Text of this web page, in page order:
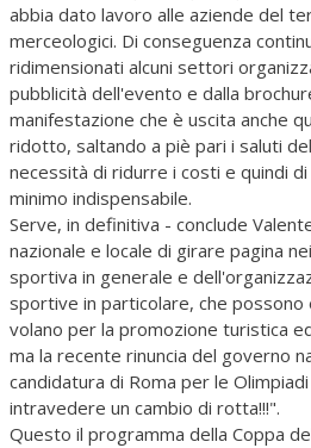
abbia dato lavoro alle aziende del
merceologici. Di conseguenza
ridimensionati alcuni settori
pubblicità dell'evento e dalla
manifestazione che è uscita anche
ridotto, saltando a piè pari i saluti
necessità di ridurre i costi e quindi
minimo indispensabile.
Serve, in definitiva - conclude
nazionale e locale di girare pagina
sportiva in generale e
sportive in particolare, che possono
volano per la promozione turistica
ma la recente rinuncia del governo
candidatura di Roma per le
intravedere un cambio di rotta!!!".
Questo il programma della Coppa